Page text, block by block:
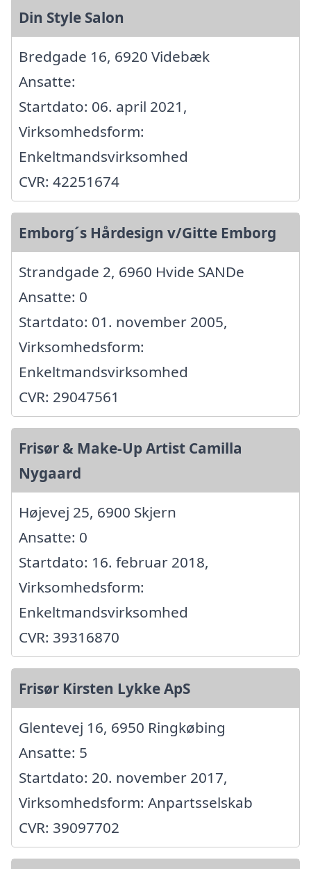
Din Style Salon
Bredgade 16, 6920 Videbæk
Ansatte:
Startdato: 06. april 2021,
Virksomhedsform:
Enkeltmandsvirksomhed
CVR: 42251674
Emborg´s Hårdesign v/Gitte Emborg
Strandgade 2, 6960 Hvide SANDe
Ansatte: 0
Startdato: 01. november 2005,
Virksomhedsform:
Enkeltmandsvirksomhed
CVR: 29047561
Frisør & Make-Up Artist Camilla
Nygaard
Højevej 25, 6900 Skjern
Ansatte: 0
Startdato: 16. februar 2018,
Virksomhedsform:
Enkeltmandsvirksomhed
CVR: 39316870
Frisør Kirsten Lykke ApS
Glentevej 16, 6950 Ringkøbing
Ansatte: 5
Startdato: 20. november 2017,
Virksomhedsform: Anpartsselskab
CVR: 39097702